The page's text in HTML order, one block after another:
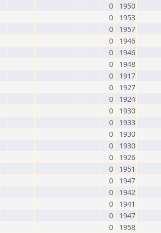
0
1950
0
1953
0
1957
0
1946
0
1946
0
1948
0
1917
0
1927
0
1924
0
1930
0
1933
0
1930
0
1930
0
1926
0
1951
0
1947
0
1942
0
1941
0
1947
0
1958